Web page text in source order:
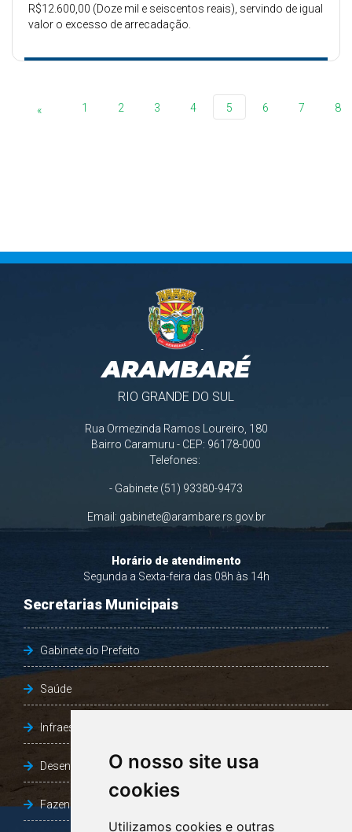
O nosso site usa
cookies
Utilizamos cookies e outras
R$12.600,00 (Doze mil e seiscentos reais), servindo de igual
valor o excesso de arrecadação.
« 1 2 3 4 5 6 7 8
ARAMBARÉ
RIO GRANDE DO SUL
Rua Ormezinda Ramos Loureiro, 180
Bairro Caramuru - CEP: 96178-000
Telefones:
- Gabinete (51) 93380-9473
Email: gabinete@arambare.rs.gov.br
Horário de atendimento
Segunda a Sexta-feira das 08h às 14h
Secretarias Municipais
Gabinete do Prefeito
Saúde
Infraestrutura, Agricultura e Meio Ambiente
Desenvolvimento Social
Fazenda e Desenvolvimento Econômico